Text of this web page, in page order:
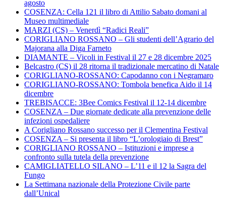
agosto
COSENZA: Cella 121 il libro di Attilio Sabato domani al
Museo multimediale
MARZI (CS) – Venerdì “Radici Reali”
CORIGLIANO ROSSANO – Gli studenti dell’Agrario del
Majorana alla Diga Farneto
DIAMANTE – Vicoli in Festival il 27 e 28 dicembre 2025
Belcastro (CS) il 28 ritorna il tradizionale mercatino di Natale
CORIGLIANO-ROSSANO: Capodanno con i Negramaro
CORIGLIANO-ROSSANO: Tombola benefica Aido il 14
dicembre
TREBISACCE: 3Bee Comics Festival il 12-14 dicembre
COSENZA – Due giornate dedicate alla prevenzione delle
infezioni ospedaliere
A Corigliano Rossano successo per il Clementina Festival
COSENZA – Si presenta il libro “L’orologiaio di Brest”
CORIGLIANO ROSSANO – Istituzioni e imprese a
confronto sulla tutela della prevenzione
CAMIGLIATELLO SILANO – L’11 e il 12 la Sagra del
Fungo
La Settimana nazionale della Protezione Civile parte
dall’Unical